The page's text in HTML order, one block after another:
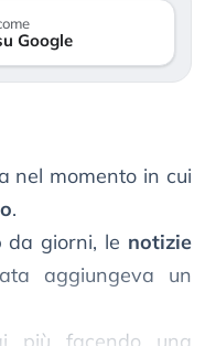
Google
nel momento in cui
.
da giorni, le notizie
aggiungeva un